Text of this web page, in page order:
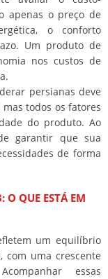
apenas o preço de
o conforto
Um produto de
nos custos de
persianas deve
todos os fatores
do produto. Ao
garantir que sua
de forma
O QUE ESTÁ EM
um equilíbrio
com uma crescente
essas